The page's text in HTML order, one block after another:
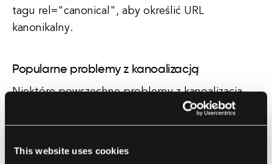
This website uses cookies
tagu rel="canonical", aby określić URL
kanonikalny.
Popularne problemy z kanoalizacją
Niektóre powszechne problemy z kanoalizacją